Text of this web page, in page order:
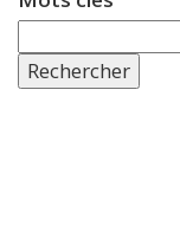
Rechercher